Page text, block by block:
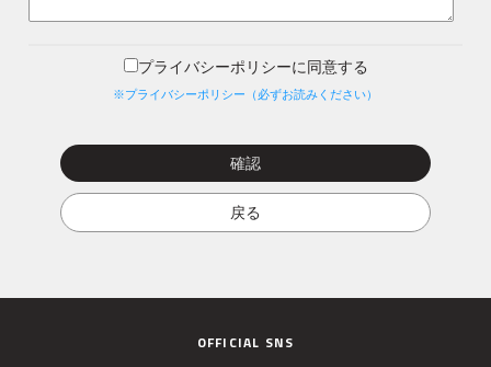
プライバシーポリシーに同意する
※プライバシーポリシー（必ずお読みください）
OFFICIAL SNS